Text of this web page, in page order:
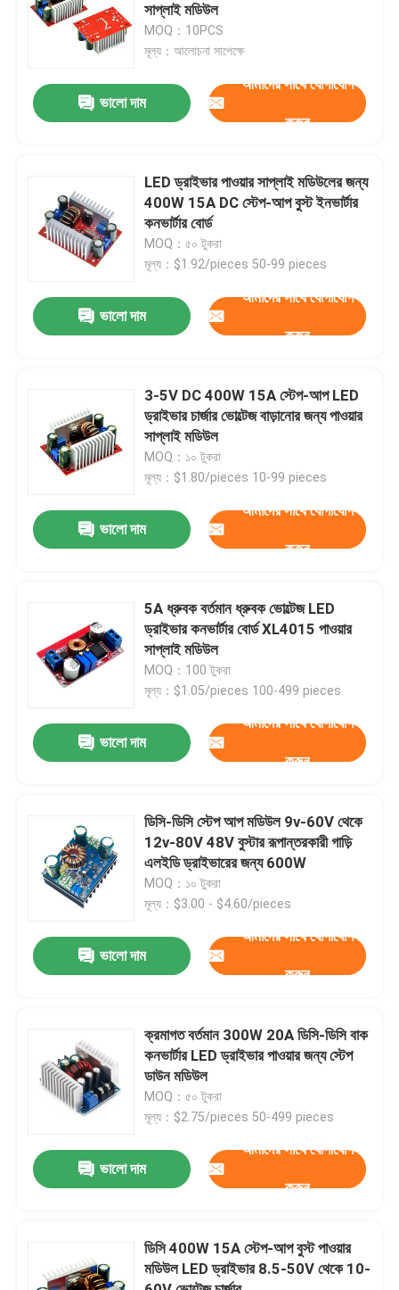
আমাদের সম্পর্কে
কারখানা পরিদর্শন
আমাদের সাথে যোগাযোগ করুন
মামলা
এম্প্লিফায়ার বোর্ড মডিউল
সাপ্লাই মডিউল
MOQ：10PCS
মূল্য：আলোচনা সাপেক্ষে
ভালো দাম
আমাদের সাথে যোগাযোগ
করুন
LED ড্রাইভার পাওয়ার সাপ্লাই মডিউলের জন্য
400W 15A DC স্টেপ-আপ বুস্ট ইনভার্টার
কনভার্টার বোর্ড
MOQ：৫০ টুকরা
মূল্য：$1.92/pieces 50-99 pieces
ভালো দাম
আমাদের সাথে যোগাযোগ
করুন
3-5V DC 400W 15A স্টেপ-আপ LED
ড্রাইভার চার্জার ভোল্টেজ বাড়ানোর জন্য পাওয়ার
সাপ্লাই মডিউল
MOQ：১০ টুকরা
মূল্য：$1.80/pieces 10-99 pieces
ভালো দাম
আমাদের সাথে যোগাযোগ
করুন
5A ধ্রুবক বর্তমান ধ্রুবক ভোল্টেজ LED
ড্রাইভার কনভার্টার বোর্ড XL4015 পাওয়ার
সাপ্লাই মডিউল
MOQ：100 টুকরা
মূল্য：$1.05/pieces 100-499 pieces
ভালো দাম
আমাদের সাথে যোগাযোগ
করুন
ডিসি-ডিসি স্টেপ আপ মডিউল 9v-60V থেকে
12v-80V 48V বুস্টার রূপান্তরকারী গাড়ি
এলইডি ড্রাইভারের জন্য 600W
MOQ：১০ টুকরা
মূল্য：$3.00 - $4.60/pieces
ভালো দাম
আমাদের সাথে যোগাযোগ
করুন
ক্রমাগত বর্তমান 300W 20A ডিসি-ডিসি বাক
কনভার্টার LED ড্রাইভার পাওয়ার জন্য স্টেপ
ডাউন মডিউল
MOQ：৫০ টুকরা
মূল্য：$2.75/pieces 50-499 pieces
ভালো দাম
আমাদের সাথে যোগাযোগ
করুন
ডিসি 400W 15A স্টেপ-আপ বুস্ট পাওয়ার
মডিউল LED ড্রাইভার 8.5-50V থেকে 10-